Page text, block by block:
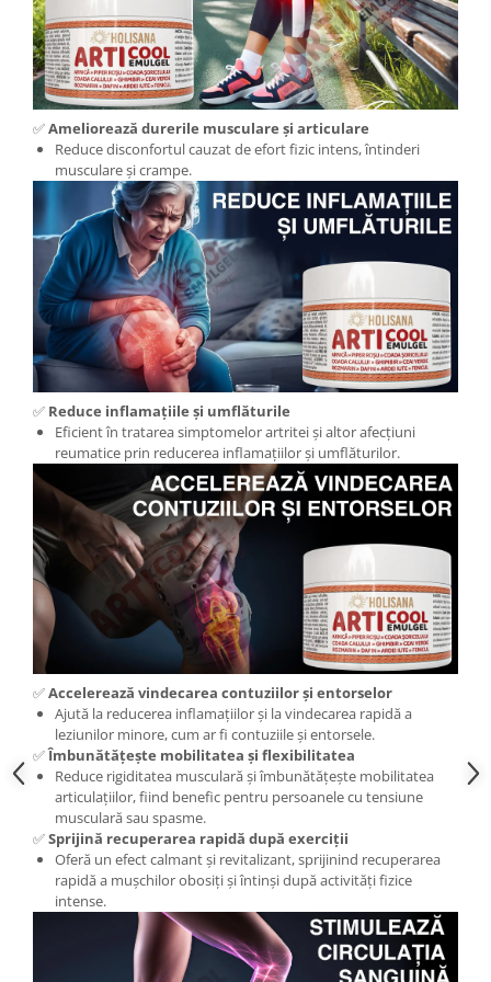
Cătină
Chlorella
Colina
Electroliti
Produse Apicole
Cacao
✅Ameliorează durerile musculare și articulare
Reduce disconfortul cauzat de efort fizic intens, întinderi
musculare și crampe.
✅ Reduce inflamațiile și umflăturile
Eficient în tratarea simptomelor artritei și altor afecțiuni
reumatice prin reducerea inflamațiilor și umflăturilor.
✅Accelerează vindecarea contuziilor și entorselor
Ajută la reducerea inflamațiilor și la vindecarea rapidă a
leziunilor minore, cum ar fi contuziile și entorsele.
✅Îmbunătățește mobilitatea și flexibilitatea
Reduce rigiditatea musculară și îmbunătățește mobilitatea
articulațiilor, fiind benefic pentru persoanele cu tensiune
musculară sau spasme.
✅Sprijină recuperarea rapidă după exerciții
Oferă un efect calmant și revitalizant, sprijinind recuperarea
rapidă a mușchilor obosiți și întinși după activități fizice
intense.